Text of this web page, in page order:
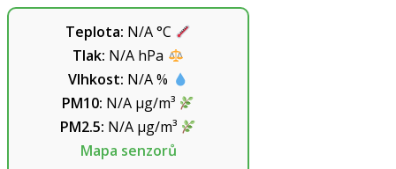
Teplota: N/A°C
Tlak: N/A hPa
Vlhkost: N/A%
PM10: N/Aµg/m³
PM2.5: N/Aµg/m³
Mapa senzorů